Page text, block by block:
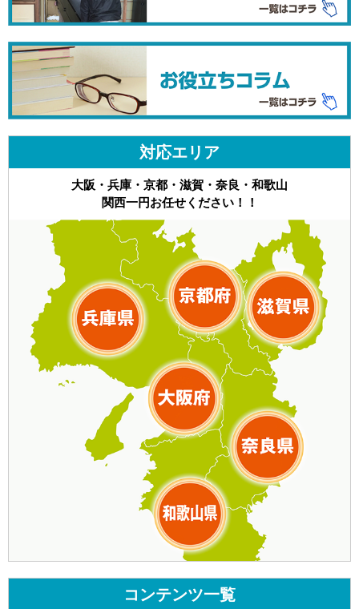
対応エリア
大阪・兵庫・京都・滋賀・奈良・和歌山
関西一円お任せください！！
コンテンツ一覧